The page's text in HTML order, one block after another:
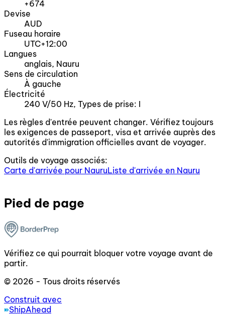
+674
Devise
AUD
Fuseau horaire
UTC+12:00
Langues
anglais, Nauru
Sens de circulation
À gauche
Électricité
240 V/50 Hz, Types de prise: I
Les règles d'entrée peuvent changer. Vérifiez toujours
les exigences de passeport, visa et arrivée auprès des
autorités d'immigration officielles avant de voyager.
Outils de voyage associés:
Carte d'arrivée pour NauruListe d'arrivée en Nauru
Pied de page
Vérifiez ce qui pourrait bloquer votre voyage avant de
partir.
© 2026 - Tous droits réservés
Construit avec
ShipAhead